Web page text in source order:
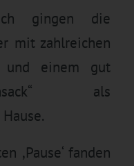
gingen die
mit zahlreichen
und einem gut
als
,Pause‘ fanden